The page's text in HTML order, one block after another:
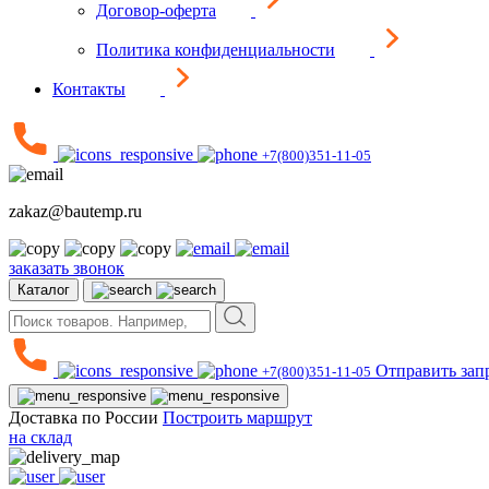
Договор-оферта
Политика конфиденциальности
Контакты
+7(800)351-11-05
zakaz@bautemp.ru
заказать звонок
Каталог
+7(800)351-11-05 Отправить
Доставка по России Построить маршрут
на склад